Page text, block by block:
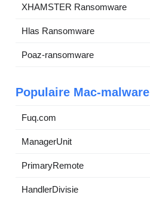
XHAMSTER Ransomware
Hlas Ransomware
Poaz-ransomware
Populaire Mac-malware
Fuq.com
ManagerUnit
PrimaryRemote
HandlerDivisie